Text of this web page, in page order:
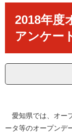
2018年度
アンケー
愛知県では、オー
ータ等のオープンデ